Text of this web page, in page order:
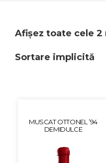
Afișez toate cele 2
MUSCAT OTTONEL ’94
DEMIDULCE